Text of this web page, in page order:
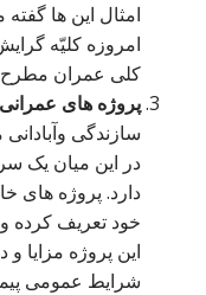
امثال این ها
امروزه کلیّه
کلی عمران
پروژه های عمرانی
سازندگی
در این میان یک
دارد. پروژه های
خود تعریف کرده
این پروژه مزایا
شرایط عمومی